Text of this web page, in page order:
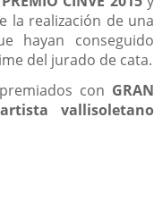
la realización de una
hayan conseguido
del jurado de cata.
con GRAN
artista vallisoletano